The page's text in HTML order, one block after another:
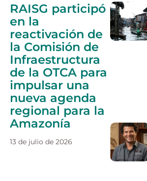
RAISG participó
en la
reactivación de
la Comisión de
Infraestructura
de la OTCA para
impulsar una
nueva agenda
regional para la
Amazonía
13 de julio de 2026